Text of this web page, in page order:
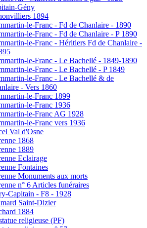
Gény
1894
le-Franc - Fd de Chanlaire - 1890
le-Franc - Fd de Chanlaire - P 1890
le-Franc - Héritiers Fd de Chanlaire -
le-Franc - Le Bachellé - 1849-1890
le-Franc - Le Bachellé - P 1849
le-Franc - Le Bachellé & de
- Vers 1860
le-Franc 1899
le-Franc 1936
le-Franc AG 1928
le-Franc vers 1936
Val d'Osne
1868
1889
Eclairage
Fontaines
Monuments aux morts
n° 6 Articles funéraires
Capitain - F8 - 1928
Saint-Dizier
1884
religieuse (PF)